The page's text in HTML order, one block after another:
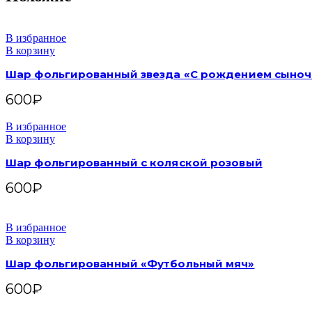
В избранное
В корзину
Шар фольгированный звезда «С рождением
600₽
В избранное
В корзину
Шар фольгированный с коляской розовый
600₽
В избранное
В корзину
Шар фольгированный «Футбольный мяч»
600₽